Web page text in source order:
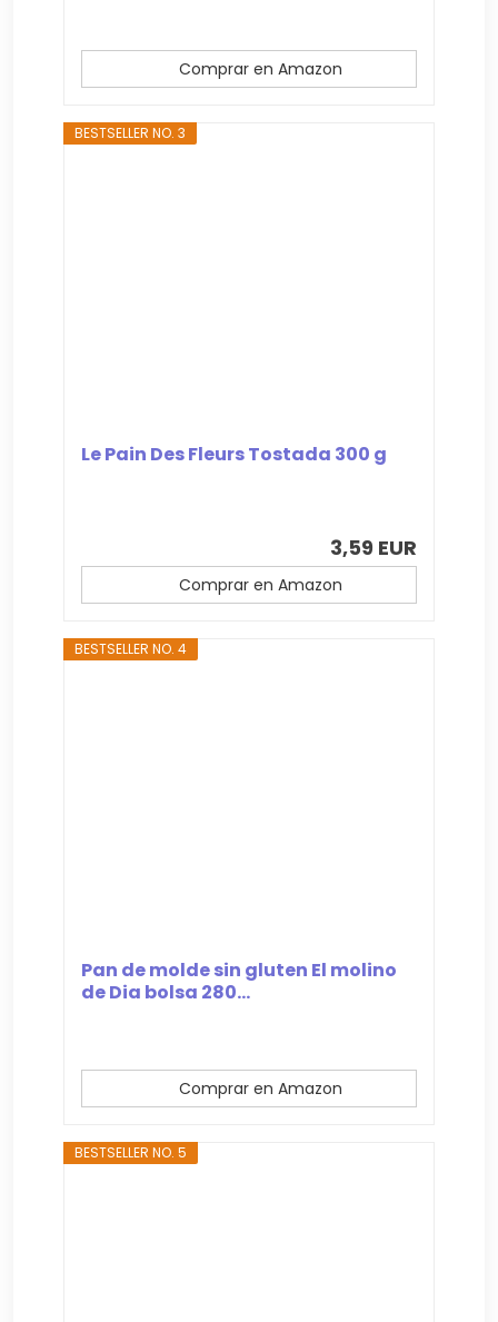
Comprar en Amazon
BESTSELLER NO. 3
Le Pain Des Fleurs Tostada 300 g
3,59 EUR
Comprar en Amazon
BESTSELLER NO. 4
Pan de molde sin gluten El molino
de Dia bolsa 280...
Comprar en Amazon
BESTSELLER NO. 5